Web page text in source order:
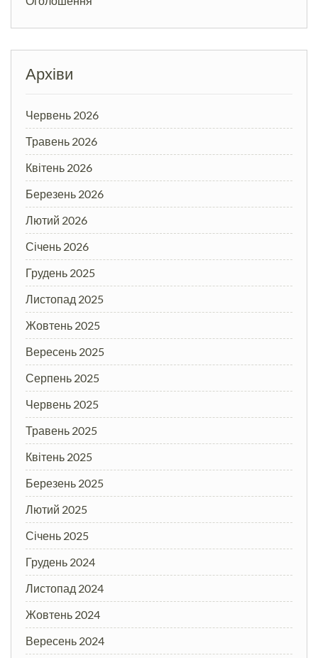
Архіви
Червень 2026
Травень 2026
Квітень 2026
Березень 2026
Лютий 2026
Січень 2026
Грудень 2025
Листопад 2025
Жовтень 2025
Вересень 2025
Серпень 2025
Червень 2025
Травень 2025
Квітень 2025
Березень 2025
Лютий 2025
Січень 2025
Грудень 2024
Листопад 2024
Жовтень 2024
Вересень 2024